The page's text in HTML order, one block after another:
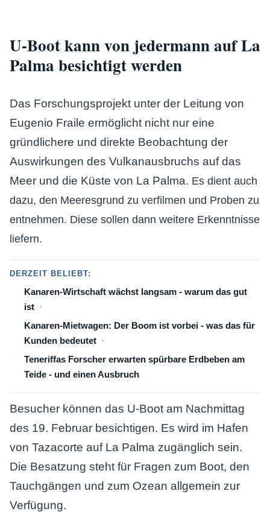
U-Boot kann von jedermann auf La
Palma besichtigt werden
Das Forschungsprojekt unter der Leitung von
Eugenio Fraile ermöglicht nicht nur eine
gründlichere und direkte Beobachtung der
Auswirkungen des Vulkanausbruchs auf das
Meer und die Küste von La Palma. Es dient auch
dazu, den Meeresgrund zu verfilmen und Proben zu
entnehmen. Diese sollen dann weitere Erkenntnisse
liefern.
DERZEIT BELIEBT:
Kanaren-Wirtschaft wächst langsam - warum das gut
ist
Kanaren-Mietwagen: Der Boom ist vorbei - was das für
Kunden bedeutet
Teneriffas Forscher erwarten spürbare Erdbeben am
Teide - und einen Ausbruch
Besucher können das U-Boot am Nachmittag
des 19. Februar besichtigen. Es wird im Hafen
von Tazacorte auf La Palma zugänglich sein.
Die Besatzung steht für Fragen zum Boot, den
Tauchgängen und zum Ozean allgemein zur
Verfügung.